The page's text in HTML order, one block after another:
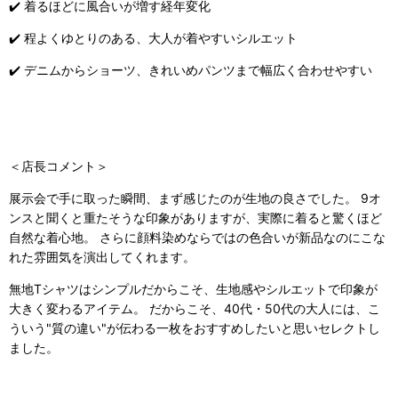
✔️ 着るほどに風合いが増す経年変化
✔️ 程よくゆとりのある、大人が着やすいシルエット
✔️ デニムからショーツ、きれいめパンツまで幅広く合わせやすい
＜店長コメント＞
展示会で手に取った瞬間、まず感じたのが生地の良さでした。 9オ
ンスと聞くと重たそうな印象がありますが、実際に着ると驚くほど
自然な着心地。 さらに顔料染めならではの色合いが新品なのにこな
れた雰囲気を演出してくれます。
無地Tシャツはシンプルだからこそ、生地感やシルエットで印象が
大きく変わるアイテム。 だからこそ、40代・50代の大人には、こ
ういう"質の違い"が伝わる一枚をおすすめしたいと思いセレクトし
ました。